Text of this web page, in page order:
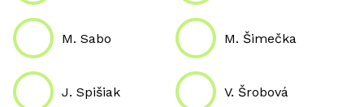
M. Sabo M. Šimečka
J. Spišiak V. Šrobová